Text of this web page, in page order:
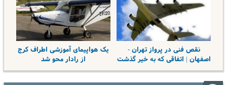
نقص فنی در پرواز تهران -
اصفهان | اتفاقی که به خیر گذشت
یک هواپیمای آموزشی اطراف کرج
از رادار محو شد